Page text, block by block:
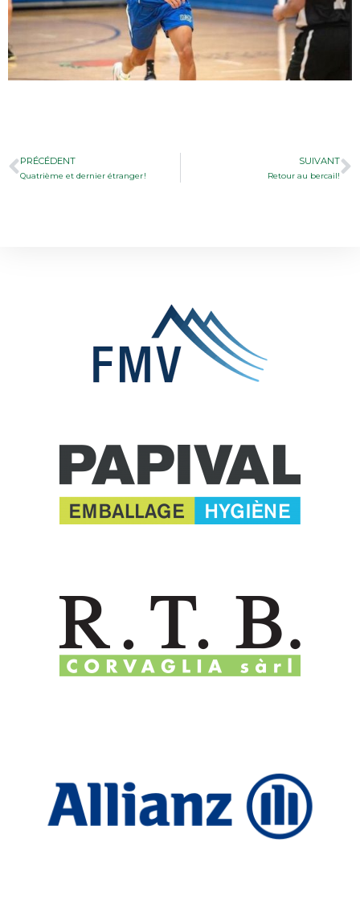
PRÉCÉDENT
Quatrième et dernier étranger !
SUIVANT
Retour au bercail!